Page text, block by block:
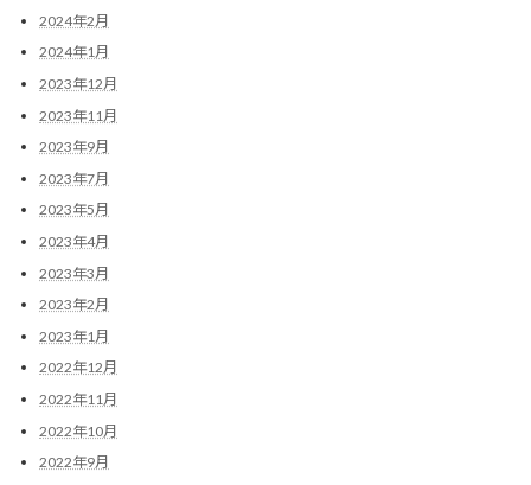
2024年2月
2024年1月
2023年12月
2023年11月
2023年9月
2023年7月
2023年5月
2023年4月
2023年3月
2023年2月
2023年1月
2022年12月
2022年11月
2022年10月
2022年9月